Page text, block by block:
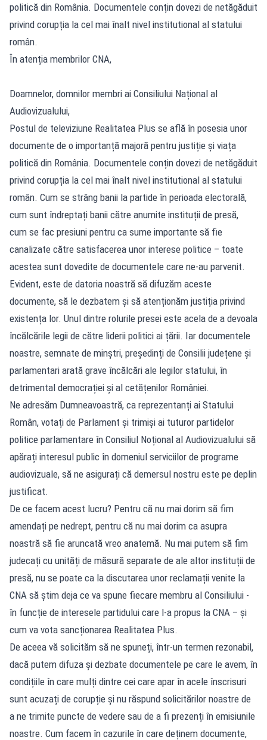
politică din România. Documentele conțin dovezi de netăgăduit
privind corupția la cel mai înalt nivel institutional al statului
român.
În atenția membrilor CNA,
Doamnelor, domnilor membri ai Consiliului Național al
Audiovizualului,
Postul de televiziune Realitatea Plus se află în posesia unor
documente de o importanță majoră pentru justiție și viața
politică din România. Documentele conțin dovezi de netăgăduit
privind corupția la cel mai înalt nivel institutional al statului
român. Cum se strâng banii la partide în perioada electorală,
cum sunt îndreptați banii către anumite instituții de presă,
cum se fac presiuni pentru ca sume importante să fie
canalizate către satisfacerea unor interese politice – toate
acestea sunt dovedite de documentele care ne-au parvenit.
Evident, este de datoria noastră să difuzăm aceste
documente, să le dezbatem și să atenționăm justiția privind
existența lor. Unul dintre rolurile presei este acela de a devoala
încălcările legii de către liderii politici ai țării. Iar documentele
noastre, semnate de minștri, președinți de Consilii județene și
parlamentari arată grave încălcări ale legilor statului, în
detrimental democrației și al cetățenilor României.
Ne adresăm Dumneavoastră, ca reprezentanți ai Statului
Român, votați de Parlament și trimiși ai tuturor partidelor
politice parlamentare în Consiliul Noțional al Audiovizualului să
apărați interesul public în domeniul serviciilor de programe
audiovizuale, să ne asigurați că demersul nostru este pe deplin
justificat.
De ce facem acest lucru? Pentru că nu mai dorim să fim
amendați pe nedrept, pentru că nu mai dorim ca asupra
noastră să fie aruncată vreo anatemă. Nu mai putem să fim
judecați cu unități de măsură separate de ale altor instituții de
presă, nu se poate ca la discutarea unor reclamații venite la
CNA să știm deja ce va spune fiecare membru al Consiliului -
în funcție de interesele partidului care l-a propus la CNA – și
cum va vota sancționarea Realitatea Plus.
De aceea vă solicităm să ne spuneți, într-un termen rezonabil,
dacă putem difuza și dezbate documentele pe care le avem, în
condițiile în care mulți dintre cei care apar în acele înscrisuri
sunt acuzați de corupție și nu răspund solicitărilor noastre de
a ne trimite puncte de vedere sau de a fi prezenți în emisiunile
noastre. Cum facem în cazurile în care deținem documente,